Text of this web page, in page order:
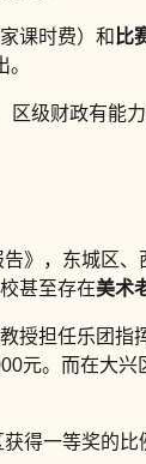
家课时费）和 比
级财政有
，东城区
甚至存在美术
担任乐团
元。而在大
一等奖的